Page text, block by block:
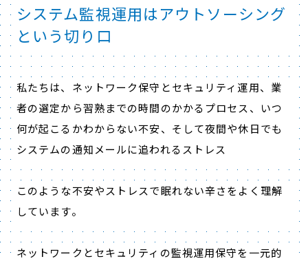
システム監視運用はアウトソーシング
という切り口
私たちは、ネットワーク保守とセキュリティ運用、業
者の選定から習熟までの時間のかかるプロセス、いつ
何が起こるかわからない不安、そして夜間や休日でも
システムの通知メールに追われるストレス
このような不安やストレスで眠れない辛さをよく理解
しています。
ネットワークとセキュリティの監視運用保守を一元的